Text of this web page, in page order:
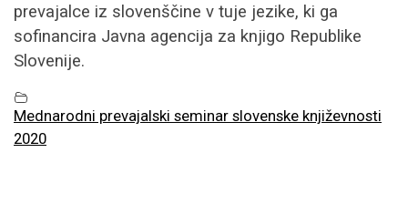
prevajalce iz slovenščine v tuje jezike, ki ga
sofinancira Javna agencija za knjigo Republike
Slovenije.
Mednarodni prevajalski seminar slovenske književnosti
2020